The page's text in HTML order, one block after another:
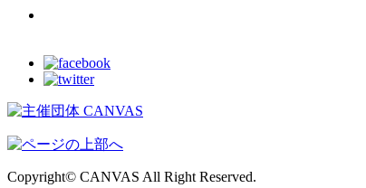
Copyright© CANVAS All Right Reserved.